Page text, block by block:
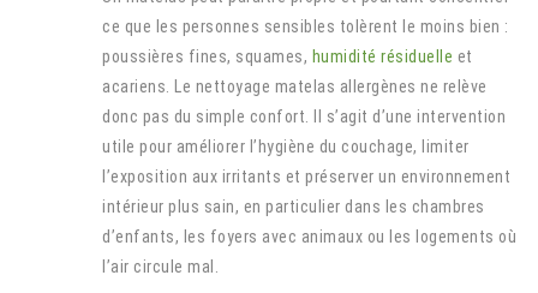
ce que les personnes sensibles tolèrent le moins bien :
poussières fines, squames, humidité résiduelle et
acariens. Le nettoyage matelas allergènes ne relève
donc pas du simple confort. Il s’agit d’une intervention
utile pour améliorer l’hygiène du couchage, limiter
l’exposition aux irritants et préserver un environnement
intérieur plus sain, en particulier dans les chambres
d’enfants, les foyers avec animaux ou les logements où
l’air circule mal.